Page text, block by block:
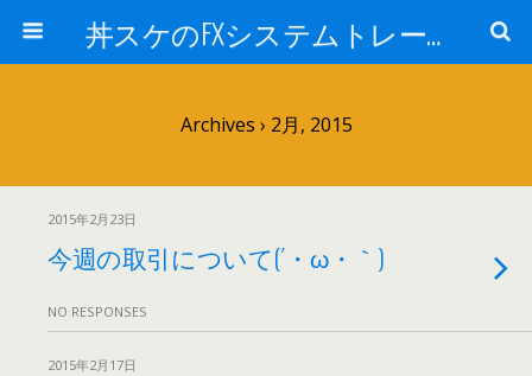
丼スケのFXシステムトレード検証ブログ!!
Archives › 2月, 2015
2015年2月23日
今週の取引について(´・ω・｀)
NO RESPONSES
2015年2月17日